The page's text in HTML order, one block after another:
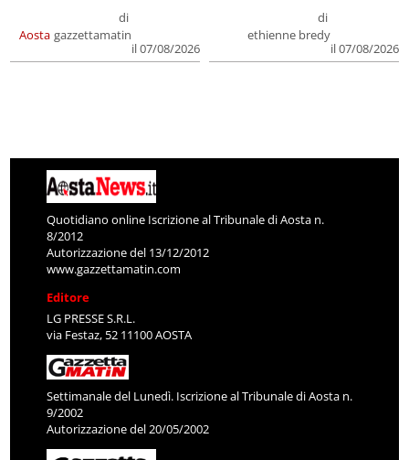
Aosta
di
gazzettamatin
il 07/08/2026
di
ethienne bredy
il 07/08/2026
Quotidiano online Iscrizione al Tribunale di Aosta n.
8/2012
Autorizzazione del 13/12/2012
www.gazzettamatin.com
Editore
LG PRESSE S.R.L.
via Festaz, 52 11100 AOSTA
Settimanale del Lunedì. Iscrizione al Tribunale di Aosta n.
9/2002
Autorizzazione del 20/05/2002